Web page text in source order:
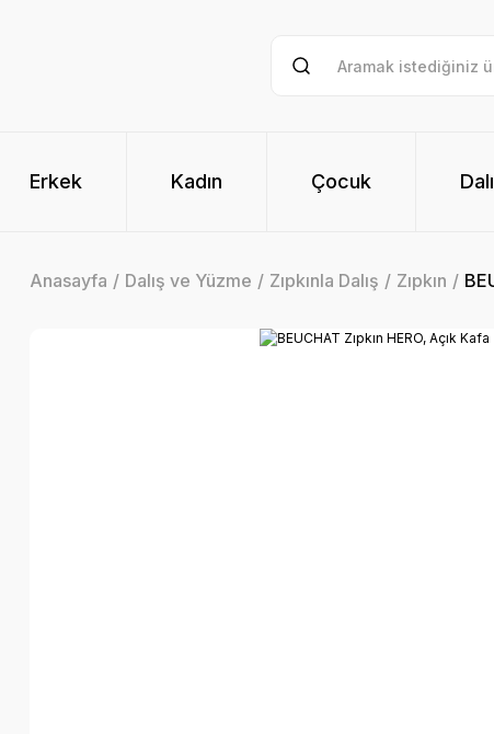
Erkek Kadın Çocuk
Anasayfa Dalış ve Yüzme Zıpkınla Dalış Zıpkın